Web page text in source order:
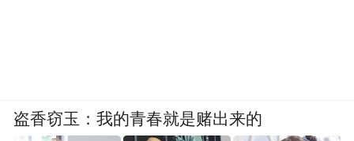
盗香窃玉：我的青春就是赌出来的